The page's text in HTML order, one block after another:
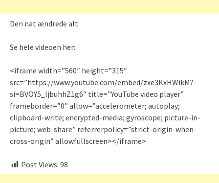
Den nat ændrede alt.
Se hele videoen her:
<iframe width=”560″ height=”315″
src=”https://www.youtube.com/embed/zxe3KxHWikM?
si=BVOY5_ljbuhhZ1g6″ title=”YouTube video player”
frameborder=”0″ allow=”accelerometer; autoplay;
clipboard-write; encrypted-media; gyroscope; picture-in-
picture; web-share” referrerpolicy=”strict-origin-when-
cross-origin” allowfullscreen></iframe>
Post Views: 98